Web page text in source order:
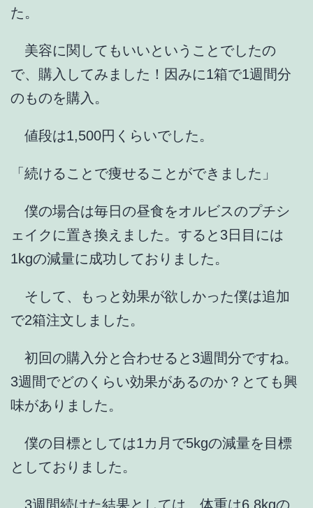
た。
美容に関してもいいということでしたの
で、購入してみました！因みに1箱で1週間分
のものを購入。
値段は1,500円くらいでした。
「続けることで痩せることができました」
僕の場合は毎日の昼食をオルビスのプチシ
ェイクに置き換えました。すると3日目には
1kgの減量に成功しておりました。
そして、もっと効果が欲しかった僕は追加
で2箱注文しました。
初回の購入分と合わせると3週間分ですね。
3週間でどのくらい効果があるのか？とても興
味がありました。
僕の目標としては1カ月で5kgの減量を目標
としておりました。
3週間続けた結果としては、体重は6.8kgの